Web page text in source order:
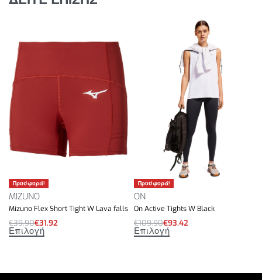
Προσφορά!
MIZUNO
Mizuno Flex Short Tight W Lava falls
€39.90€31.92
Επιλογή
Προσφορά!
ON
On Active Tights W Black
€109.90€93.42
Επιλογή